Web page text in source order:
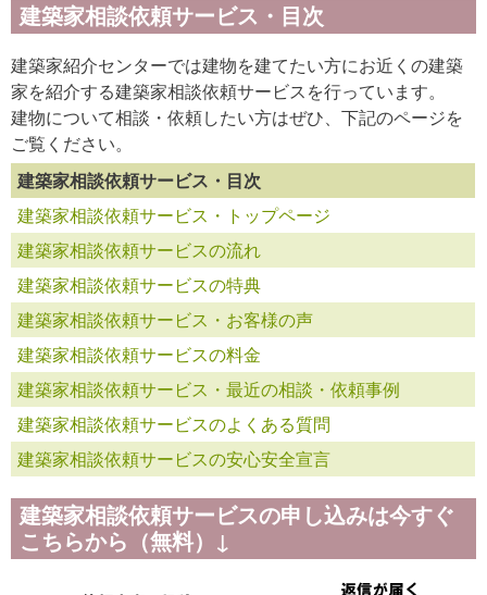
建築家相談依頼サービス・目次
建築家紹介センターでは建物を建てたい方にお近くの建築
家を紹介する建築家相談依頼サービスを行っています。
建物について相談・依頼したい方はぜひ、下記のページを
ご覧ください。
建築家相談依頼サービス・目次
建築家相談依頼サービス・トップページ
建築家相談依頼サービスの流れ
建築家相談依頼サービスの特典
建築家相談依頼サービス・お客様の声
建築家相談依頼サービスの料金
建築家相談依頼サービス・最近の相談・依頼事例
建築家相談依頼サービスのよくある質問
建築家相談依頼サービスの安心安全宣言
建築家相談依頼サービスの申し込みは今すぐ
こちらから（無料）↓